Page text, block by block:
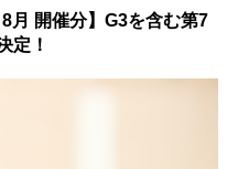
月 開催分】G3を含む第7
定！